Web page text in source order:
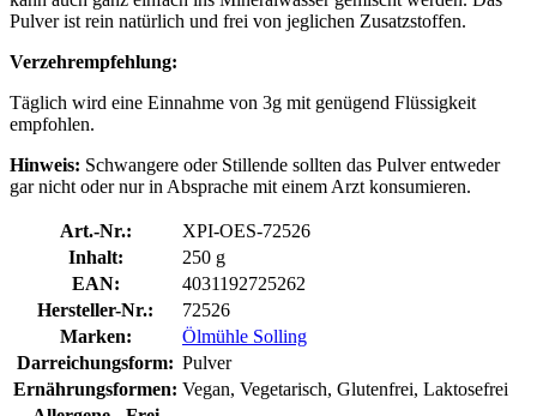
Pulver ist rein natürlich und frei von jeglichen Zusatzstoffen.
Verzehrempfehlung:
Täglich wird eine Einnahme von 3g mit genügend Flüssigkeit
empfohlen.
Hinweis: Schwangere oder Stillende sollten das Pulver entweder
gar nicht oder nur in Absprache mit einem Arzt konsumieren.
Art.-Nr.:
XPI-OES-72526
Inhalt:
250 g
EAN:
4031192725262
Hersteller-Nr.:
72526
Marken:
Ölmühle Solling
Darreichungsform: Pulver
Ernährungsformen: Vegan, Vegetarisch, Glutenfrei, Laktosefrei